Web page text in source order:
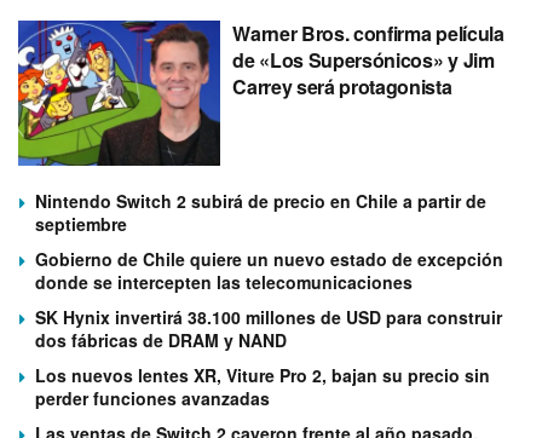
Warner Bros. confirma película
de «Los Supersónicos» y Jim
Carrey será protagonista
Nintendo Switch 2 subirá de precio en Chile a partir de
septiembre
Gobierno de Chile quiere un nuevo estado de excepción
donde se intercepten las telecomunicaciones
SK Hynix invertirá 38.100 millones de USD para construir
dos fábricas de DRAM y NAND
Los nuevos lentes XR, Viture Pro 2, bajan su precio sin
perder funciones avanzadas
Las ventas de Switch 2 cayeron frente al año pasado,